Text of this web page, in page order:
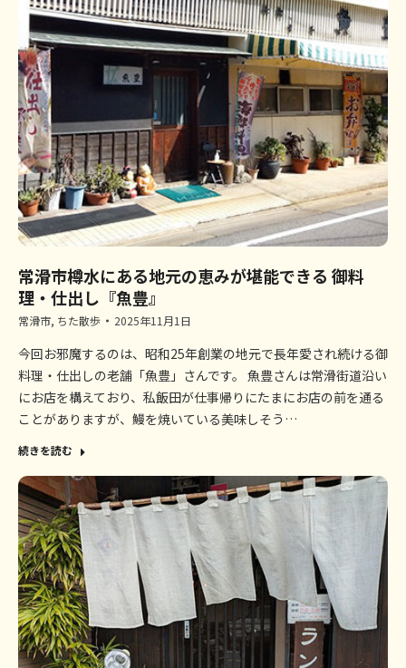
常滑市樽水にある地元の恵みが堪能できる 御料
理・仕出し『魚豊』
常滑市, ちた散歩 2025年11月1日
今回お邪魔するのは、昭和25年創業の地元で長年愛され続ける御
料理・仕出しの老舗「魚豊」さんです。 魚豊さんは常滑街道沿い
にお店を構えており、私飯田が仕事帰りにたまにお店の前を通る
ことがありますが、鰻を焼いている美味しそう…
続きを読む